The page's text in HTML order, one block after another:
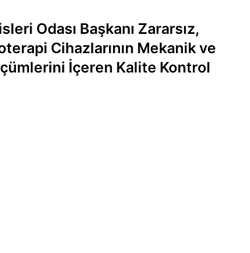
Odası Başkanı Zararsız,
Cihazlarının Mekanik ve
İçeren Kalite Kontrol